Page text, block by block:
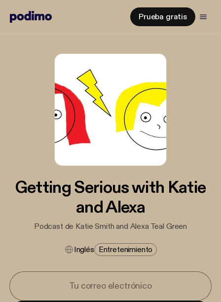
Prueba gratis
Getting Serious with Katie
and Alexa
Podcast de Katie Smith and Alexa Teal Green
Inglés Entretenimiento